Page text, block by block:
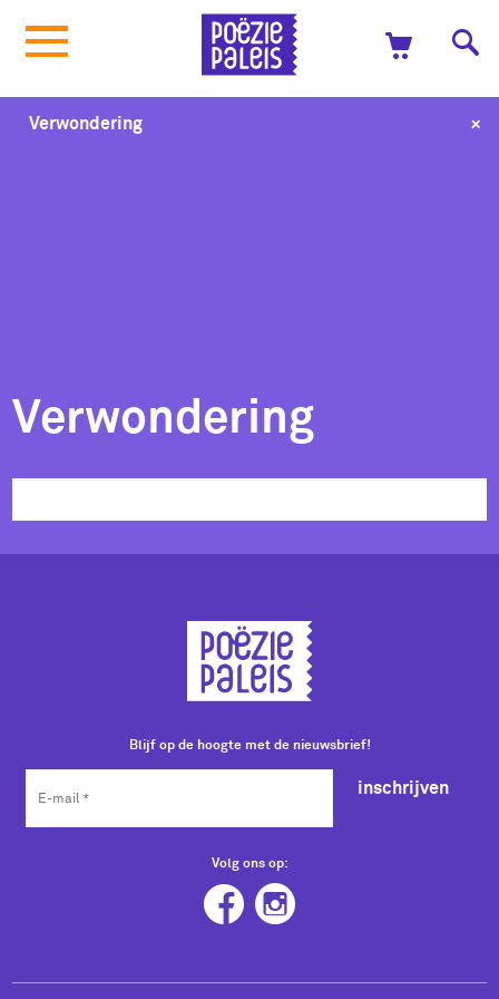
Verwondering +
Verwondering
Blijf op de hoogte met de nieuwsbrief!
inschrijven
Volg ons op: